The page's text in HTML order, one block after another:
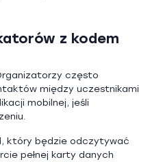
z kodem
często
między uczestnikami
mobilnej, jeśli
który będzie odczytywać
pełnej karty danych